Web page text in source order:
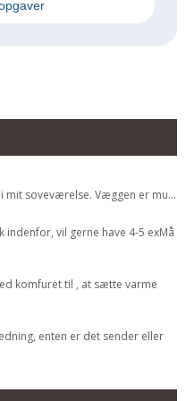
soveværelse. Væggen er mu...
indenfor, vil gerne have 4-5 exMå
komfuret til , at sætte varme
enten er det sender eller